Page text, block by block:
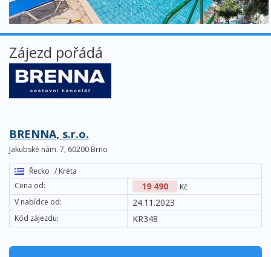
Zájezd pořádá
BRENNA, s.r.o.
Jakubské nám. 7, 60200 Brno
Řecko / Kréta
Cena od:
19 490 Kč
V nabídce od: 24.11.2023
Kód zájezdu: KR348